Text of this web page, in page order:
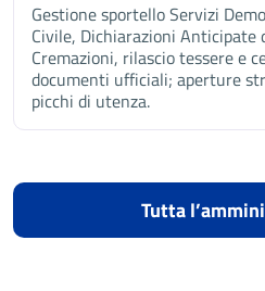
Gestione sportello Servizi
Civile, Dichiarazioni
Cremazioni, rilascio tessere e
documenti ufficiali; aperture
picchi di utenza.
Tutta